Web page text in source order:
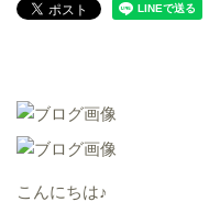
こんにちは♪